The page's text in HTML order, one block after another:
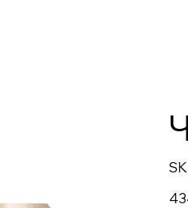
Цена